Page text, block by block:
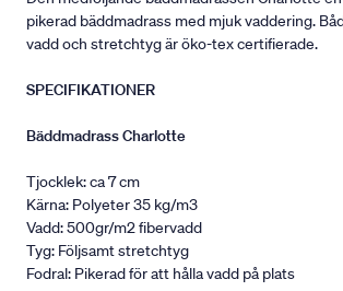
pikerad bäddmadrass med mjuk vaddering.
vadd och stretchtyg är öko-tex certifierade.
SPECIFIKATIONER
Bäddmadrass Charlotte
Tjocklek: ca 7 cm
Kärna: Polyeter 35 kg/m3
Vadd: 500gr/m2 fibervadd
Tyg: Följsamt stretchtyg
Fodral: Pikerad för att hålla vadd på plats